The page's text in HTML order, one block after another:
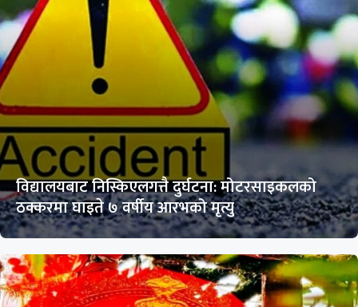
विद्यालयबाट निस्किएलगत्तै दुर्घटना: मोटरसाइकलको
ठक्करमा घाइते ७ वर्षीय आरभको मृत्यु